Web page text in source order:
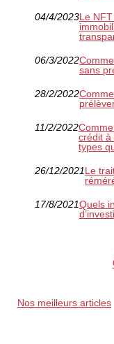
04/4/2023Le
06/3/2022
sans
28/2/2022
11/2/2022
crédit à
types
26/12/2021Le
17/8/2021Quels
Nos meilleurs articles